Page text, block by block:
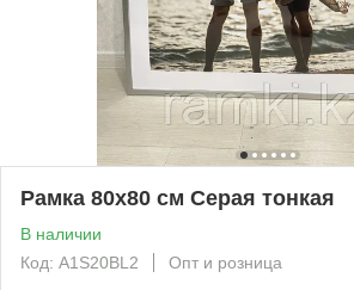
Рамка 80х80 см Серая тонкая
В наличии
Код: A1S20BL2
Опт и розница